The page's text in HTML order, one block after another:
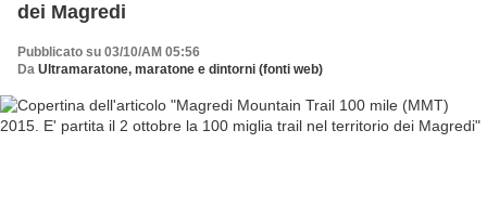
dei Magredi
Pubblicato su 03/10/AM 05:56
Da Ultramaratone, maratone e dintorni (fonti web)